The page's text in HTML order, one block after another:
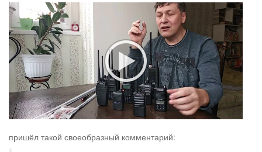
пришёл такой своеобразный комментарий: